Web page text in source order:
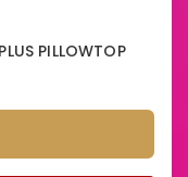
PILLOWTOP